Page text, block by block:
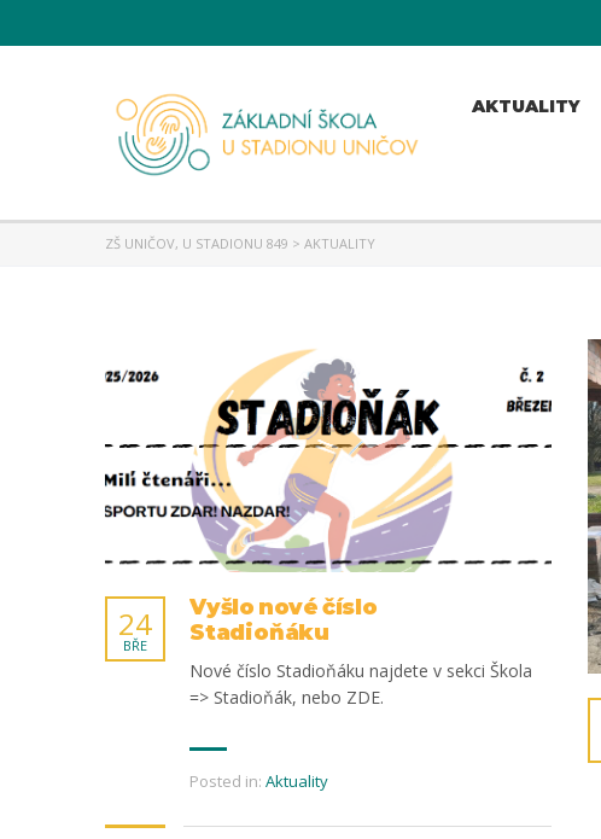
AKTUALITY
ZŠ UNIČOV, U STADIONU 849 > AKTUALITY
Vyšlo nové číslo
Stadioňáku
24
BŘE
Nové číslo Stadioňáku najdete v sekci Škola
=> Stadioňák, nebo ZDE.
Posted in: Aktuality